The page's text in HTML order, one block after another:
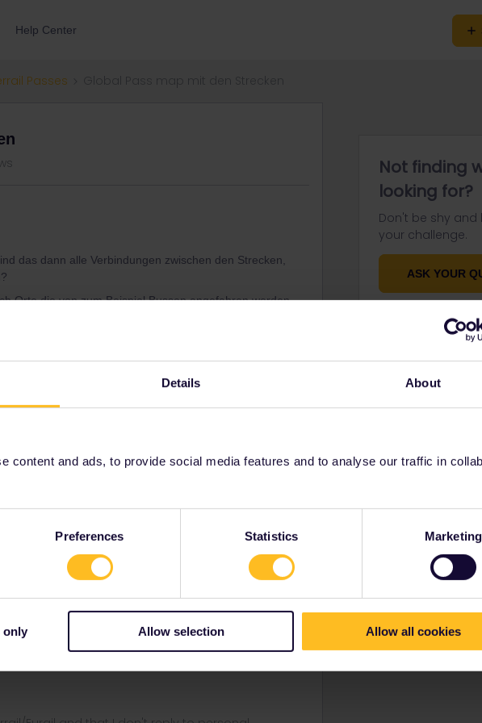
Details About
content and ads, to provide social media features and to analyse our traffic in
Preferences Statistics Marketing
only Allow selection Allow all cookies
Help Center
Passes
das dann alle Verbindungen zwischen den Strecken,
Orte die von zum Beispiel Bussen angefahren werden.
abhängig von dem jeweiligen Unternehmen?
Forum|Forum|4 years ago
wenn es sich nicht um einem Ersatzbuss für
die einbegriffen sind.
and-tricks/trains-europe/railway-companies
Not finding
looking for?
Don't be shy and
your challenge.
ASK YOUR